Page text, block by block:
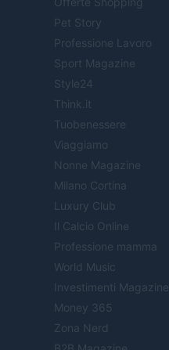
Pet Story
Professione Lavoro
Sport Magazine
Style24
Think.it
Tuobenessere
Viaggiamo
Nonne Magazine
Milano Cortina
Luxury Club
Il Calcio Online
Professione mamma
World Music
Investimenti Magazine
Money 365
Zona Nerd